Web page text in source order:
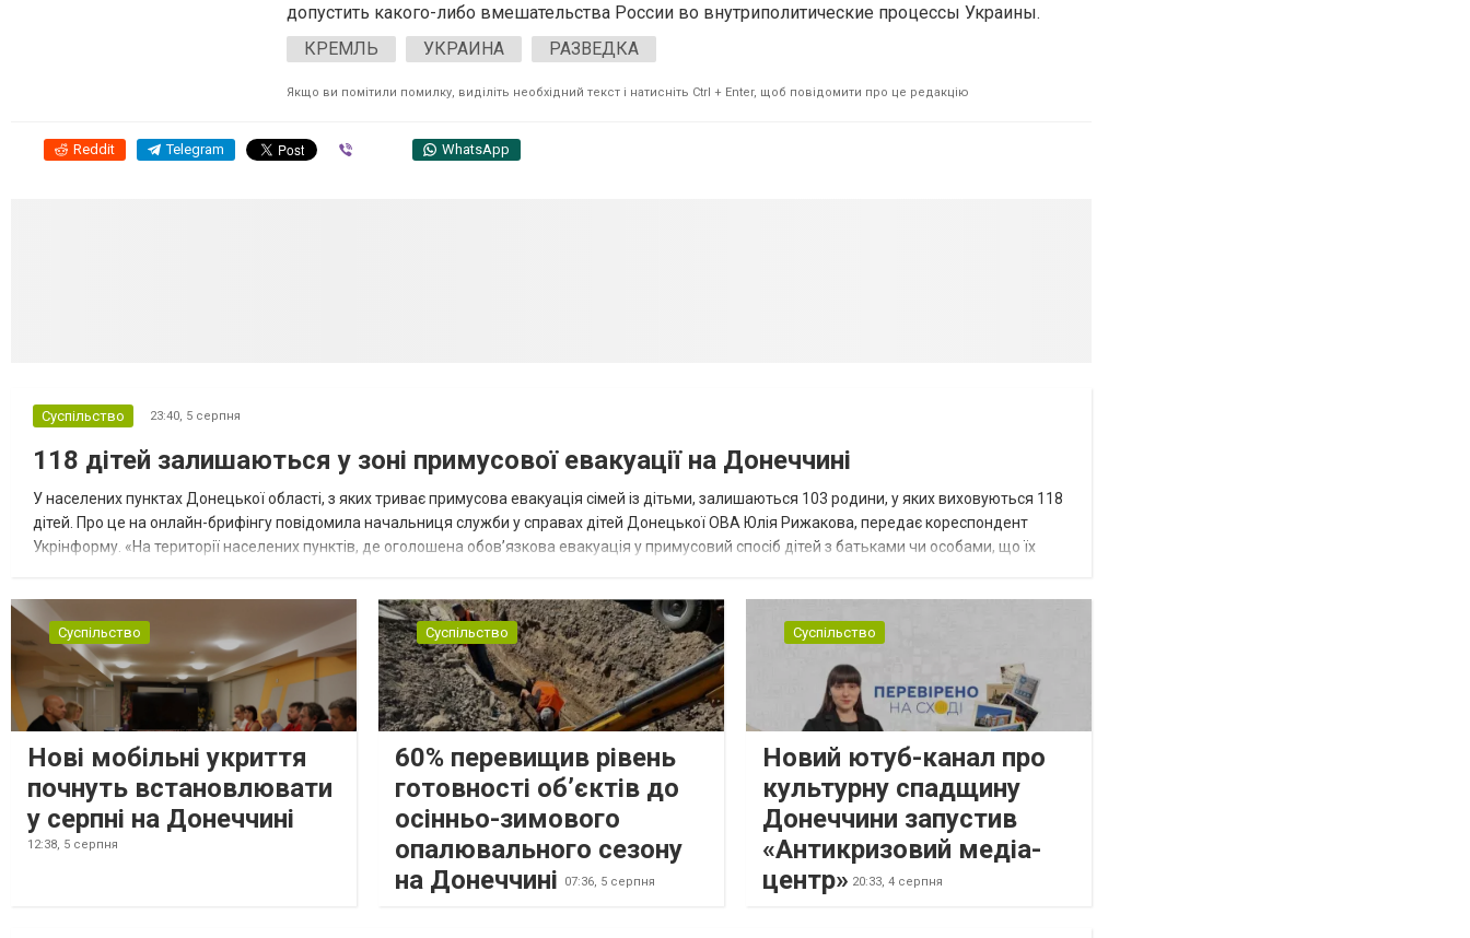
допустить какого-либо вмешательства России во внутриполитические процессы Украины.
КРЕМЛЬ
УКРАИНА РАЗВЕДКА
Якщо ви помітили помилку, виділіть необхідний текст і натисніть Ctrl + Enter, щоб повідомити про це редакцію
Reddit Telegram WhatsApp
Суспільство 23:40, 5 серпня
118 дітей залишаються у зоні примусової евакуації на Донеччині
У населених пунктах Донецької області, з яких триває примусова евакуація сімей із дітьми, залишаються 103 родини, у яких виховуються 118
дітей. Про це на онлайн-брифінгу повідомила начальниця служби у справах дітей Донецької ОВА Юлія Рижакова, передає кореспондент
Укрінформу. «На території населених пунктів, де оголошена обов’язкова евакуація у примусовий спосіб дітей з батьками чи особами, що їх
Суспільство
Нові мобільні укриття
почнуть встановлювати
у серпні на Донеччині
12:38, 5 серпня
Суспільство
60% перевищив рівень
готовності об’єктів до
осінньо-зимового
опалювального сезону
на Донеччині
07:36, 5 серпня
Суспільство
Новий ютуб-канал про
культурну спадщину
Донеччини запустив
«Антикризовий медіа-
центр» 20:33, 4 серпня